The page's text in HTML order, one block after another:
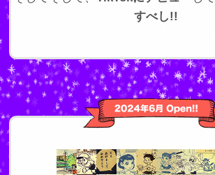
すべし!!